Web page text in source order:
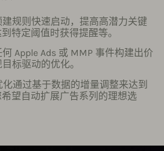
建规则快速启动，提高高潜力关键
特定阈值时获得提醒等。
Apple Ads 或 MMP 事件构建出价
标驱动的优化。
化通过基于数据的增量调整来达到
希望自动扩展广告系列的理想选